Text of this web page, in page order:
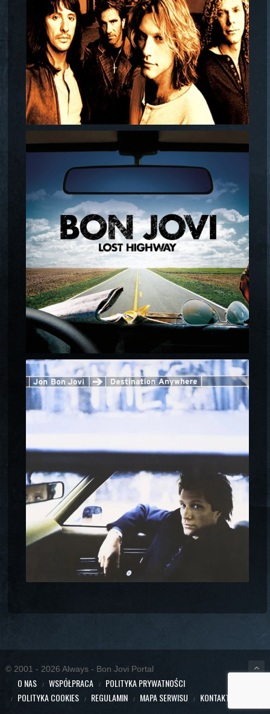
© 2001 - 2026 Always - Bon Jovi Portal
O NAS WSPÓŁPRACA
POLITYKA PRYWATNOŚCI
POLITYKA COOKIES
REGULAMIN MAPA SERWISU KONTAKT